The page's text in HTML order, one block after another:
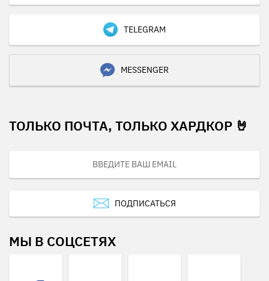
TELEGRAM
MESSENGER
ТОЛЬКО ПОЧТА, ТОЛЬКО ХАРДКОР 🤘
ПОДПИСАТЬСЯ
МЫ В СОЦСЕТЯХ